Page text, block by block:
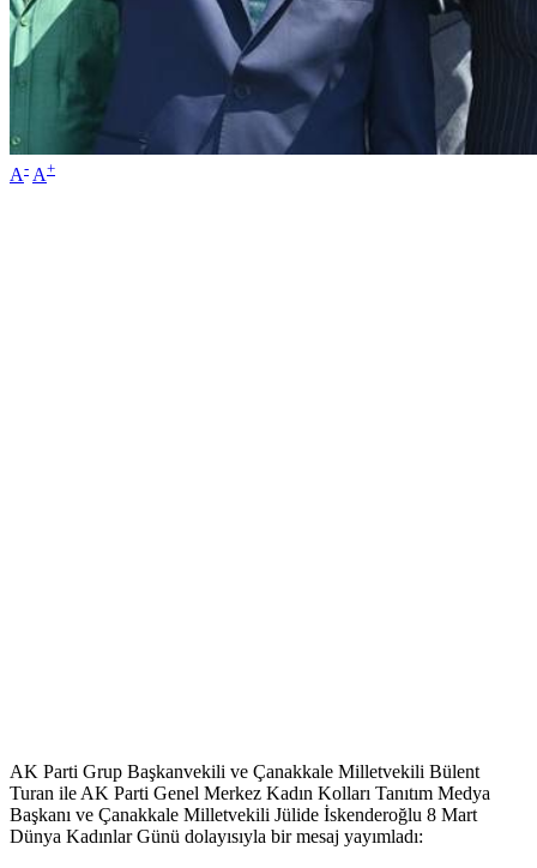
A- A+
AK Parti Grup Başkanvekili ve Çanakkale Milletvekili Bülent
Turan ile AK Parti Genel Merkez Kadın Kolları Tanıtım Medya
Başkanı ve Çanakkale Milletvekili Jülide İskenderoğlu 8 Mart
Dünya Kadınlar Günü dolayısıyla bir mesaj yayımladı: